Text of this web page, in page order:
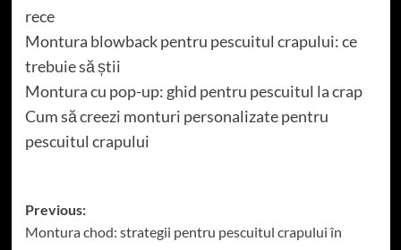
rece
Montura blowback pentru pescuitul crapului: ce
trebuie să știi
Montura cu pop-up: ghid pentru pescuitul la crap
Cum să creezi monturi personalizate pentru
pescuitul crapului
Post
navigation
Previous:
Montura chod: strategii pentru pescuitul crapului în